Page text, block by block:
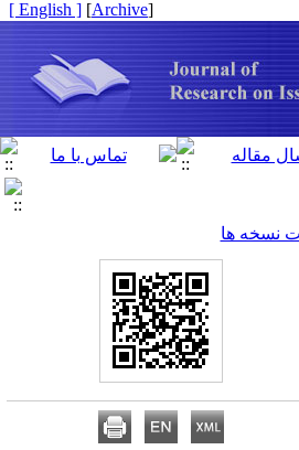
[
Archive
]
[ English ]
نسخه ها